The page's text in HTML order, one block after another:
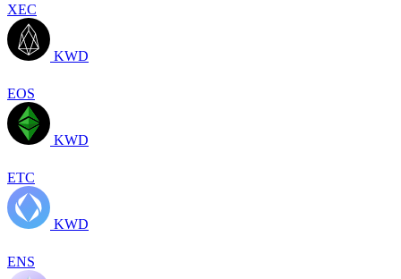
XEC
KWD
EOS
KWD
ETC
KWD
ENS